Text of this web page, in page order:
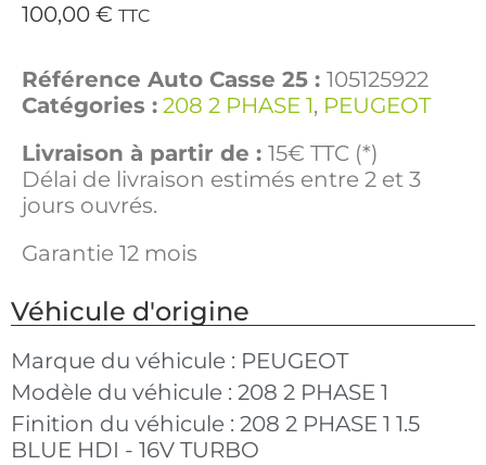
100,00 € TTC
Référence Auto Casse 25 : 105125922
Catégories : 208 2 PHASE 1, PEUGEOT
Livraison à partir de : 15€ TTC (*)
Délai de livraison estimés entre 2 et 3
jours ouvrés.
Garantie 12 mois
Véhicule d'origine
Marque du véhicule : PEUGEOT
Modèle du véhicule : 208 2 PHASE 1
Finition du véhicule : 208 2 PHASE 1 1.5
BLUE HDI - 16V TURBO